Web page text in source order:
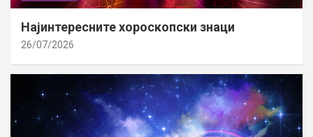
Најинтересните хороскопски знаци
26/07/2026